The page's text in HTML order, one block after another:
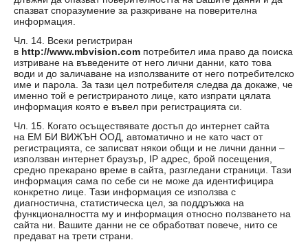
спазват споразумение за разкриване на поверителна
информация.
Чл. 14. Всеки регистриран
в http://www.mbvision.com потребител има право да поиска
изтриване на въведените от него лични данни, като това
води и до заличаване на използваните от него потребителско
име и парола. За тази цел потребителя следва да докаже, че
именно той е регистрираното лице, като изпрати цялата
информация която е въвел при регистрацията си.
Чл. 15. Когато осъществявате достъп до интернет сайта
на ЕМ БИ ВИЖЪН ООД, автоматично и не като част от
регистрацията, се записват някои общи и не лични данни –
използван интернет браузър, IP адрес, брой посещения,
средно прекарано време в сайта, разгледани страници. Тази
информация сама по себе си не може да идентифицира
конкретно лице. Тази информация се използва с
диагностична, статистическа цел, за поддръжка на
функционалността му и информация относно ползването на
сайта ни. Вашите данни не се обработват повече, нито се
предават на трети страни.